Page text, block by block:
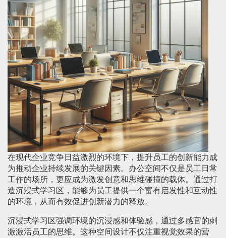
在现代企业竞争日益激烈的环境下，提升员工的创新能力成
为推动企业持续发展的关键因素。办公空间不仅是员工日常
工作的场所，更应成为激发创意和思维碰撞的载体。通过打
造沉浸式学习区，能够为员工提供一个富有启发性和互动性
的环境，从而有效促进创新潜力的释放。
沉浸式学习区强调环境的沉浸感和体验感，通过多感官的刺
激激活员工的思维。这种空间设计不仅注重视觉效果的营